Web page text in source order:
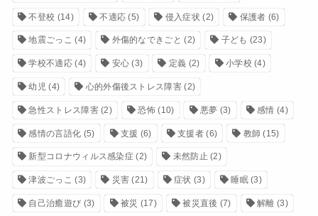
不登校 (14) 不適応 (5) 侵入症状 (2) 保護者 (6)
地震ごっこ (4) 外傷的なできごと (2) 子ども (23)
学校不適応(4) 安心 (3) 定義 (2) 小学校 (4)
幼児 (4) 心的外傷後ストレス障害(2)
急性ストレス障害(2) 恐怖 (10) 悪夢 (3) 感情 (4)
感情の言語化 (5) 支援 (6) 支援者(6) 教師 (15)
新型コロナウィルス感染症 (2) 未然防止 (2)
津波ごっこ (3) 災害 (21) 症状 (3) 睡眠(3)
自己治癒遊び (3) 被災 (17) 被災直後 (7) 解離 (3)